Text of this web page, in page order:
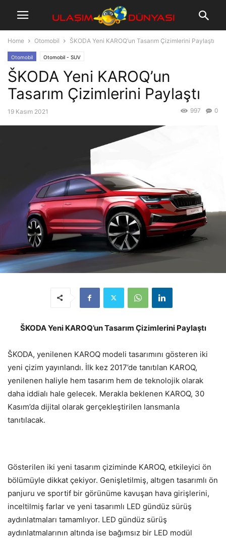
Home Otomobil ŠKODA Yeni KAROQ’un Tasarım Çizimlerini Paylaştı
Otomobil Otomobil - SUV
ŠKODA Yeni KAROQ’un
Tasarım Çizimlerini Paylaştı
19 Kasım 2021 0
997
ŠKODA Yeni KAROQ’un Tasarım Çizimlerini Paylaştı
ŠKODA, yenilenen KAROQ modeli tasarımını gösteren iki
yeni çizim yayınlandı. İlk kez 2017’de tanıtılan KAROQ,
yenilenen haliyle hem tasarım hem de teknolojik olarak
daha iddialı hale gelecek. Merakla beklenen KAROQ, 30
Kasım’da dijital olarak gerçekleştirilen lansmanla
tanıtılacak.
Gösterilen iki yeni tasarım çiziminde KAROQ, etkileyici ön
bölümüyle dikkat çekiyor. Genişletilmiş, altıgen tasarımlı ön
panjuru ve sportif bir görünüme kavuşan hava girişlerini,
inceltilmiş farlar ve yeni tasarımlı LED gündüz sürüş
aydınlatmaları tamamlıyor. LED gündüz sürüş
aydınlatmalarının altında ise bağımsız bir LED modül